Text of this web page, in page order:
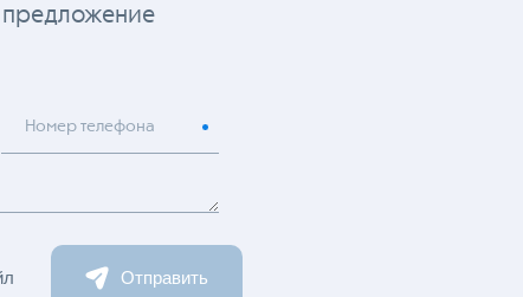
предложение
Номер телефона
Отправить